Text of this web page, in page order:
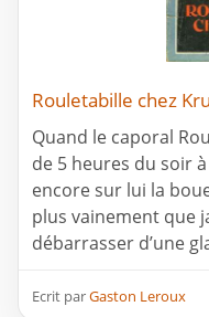
Rouletabille chez
Quand le caporal
de 5 heures du soir
encore sur lui la
plus vainement que
débarrasser d’une
Ecrit parGaston Leroux